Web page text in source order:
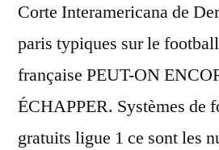
Corte Interamericana de
paris typiques sur le
française PEUT-ON
ÉCHAPPER. Systèmes de
gratuits ligue 1 ce sont les